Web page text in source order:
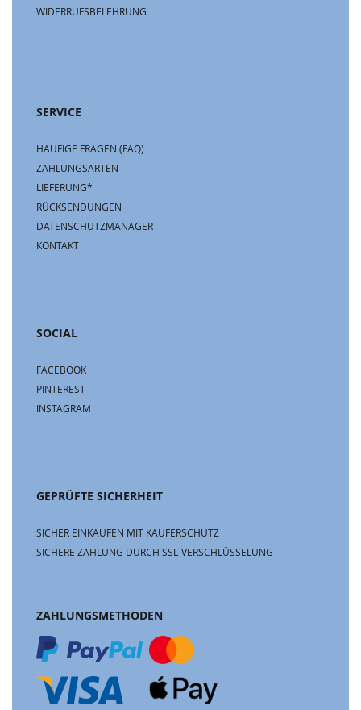
WIDERRUFSBELEHRUNG
SERVICE
HÄUFIGE FRAGEN (FAQ)
ZAHLUNGSARTEN
LIEFERUNG*
RÜCKSENDUNGEN
DATENSCHUTZMANAGER
KONTAKT
SOCIAL
FACEBOOK
PINTEREST
INSTAGRAM
GEPRÜFTE SICHERHEIT
SICHER EINKAUFEN MIT KÄUFERSCHUTZ
SICHERE ZAHLUNG DURCH SSL-VERSCHLÜSSELUNG
ZAHLUNGSMETHODEN